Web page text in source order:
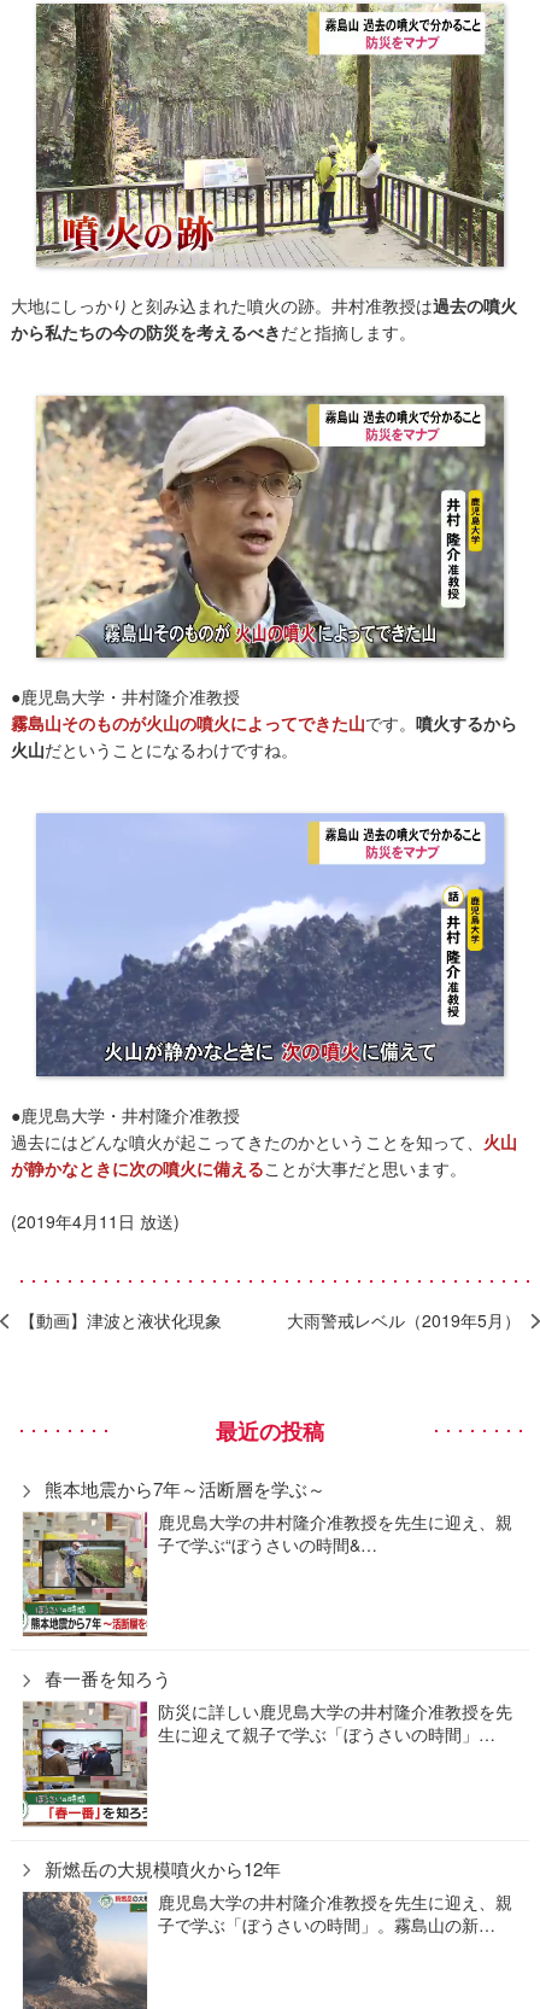
大地にしっかりと刻み込まれた噴火の跡。井村准教授は過去の噴火
から私たちの今の防災を考えるべきだと指摘します。
●鹿児島大学・井村隆介准教授
霧島山そのものが火山の噴火によってできた山です。 噴火するから
火山だということになるわけですね。
●鹿児島大学・井村隆介准教授
過去にはどんな噴火が起こってきたのかということを知って、 火山
が静かなときに次の噴火に備えることが大事だと思います。
(2019年4月11日 放送)
【動画】津波と液状化現象 大雨警戒レベル（2019年5月）
最近の投稿
熊本地震から7年～活断層を学ぶ～
鹿児島大学の井村隆介准教授を先生に迎え、親
子で学ぶ“ぼうさいの時間&…
春一番を知ろう
防災に詳しい鹿児島大学の井村隆介准教授を先
生に迎えて親子で学ぶ「ぼうさいの時間」…
新燃岳の大規模噴火から12年
鹿児島大学の井村隆介准教授を先生に迎え、親
子で学ぶ「ぼうさいの時間」。霧島山の新…